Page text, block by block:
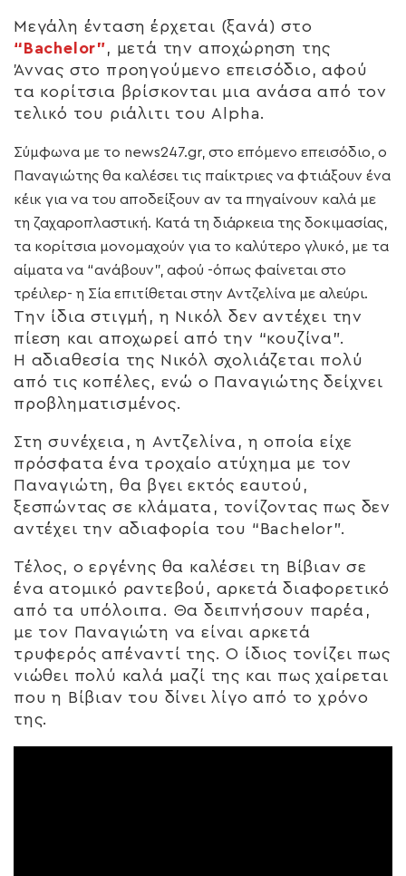
Μεγάλη ένταση έρχεται (ξανά) στο
“Bachelor”, μετά την αποχώρηση της
Άννας στο προηγούμενο επεισόδιο, αφού
τα κορίτσια βρίσκονται μια ανάσα από τον
τελικό του ριάλιτι του Alpha.
Σύμφωνα με το news247.gr, στο επόμενο επεισόδιο, ο
Παναγιώτης θα καλέσει τις παίκτριες να φτιάξουν ένα
κέικ για να του αποδείξουν αν τα πηγαίνουν καλά με
τη ζαχαροπλαστική. Κατά τη διάρκεια της δοκιμασίας,
τα κορίτσια μονομαχούν για το καλύτερο γλυκό, με τα
αίματα να “ανάβουν”, αφού -όπως φαίνεται στο
τρέιλερ- η Σία επιτίθεται στην Αντζελίνα με αλεύρι.
Την ίδια στιγμή, η Νικόλ δεν αντέχει την
πίεση και αποχωρεί από την “κουζίνα”.
Η αδιαθεσία της Νικόλ σχολιάζεται πολύ
από τις κοπέλες, ενώ ο Παναγιώτης δείχνει
προβληματισμένος.
Στη συνέχεια, η Αντζελίνα, η οποία είχε
πρόσφατα ένα τροχαίο ατύχημα με τον
Παναγιώτη, θα βγει εκτός εαυτού,
ξεσπώντας σε κλάματα, τονίζοντας πως δεν
αντέχει την αδιαφορία του “Bachelor”.
Τέλος, ο εργένης θα καλέσει τη Βίβιαν σε
ένα ατομικό ραντεβού, αρκετά διαφορετικό
από τα υπόλοιπα. Θα δειπνήσουν παρέα,
με τον Παναγιώτη να είναι αρκετά
τρυφερός απέναντί της. Ο ίδιος τονίζει πως
νιώθει πολύ καλά μαζί της και πως χαίρεται
που η Βίβιαν του δίνει λίγο από το χρόνο
της.